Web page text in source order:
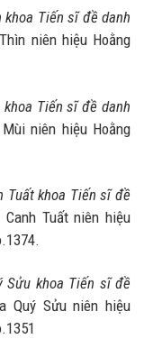
Tiến sĩ đề danh
niên hiệu Hoằng
Tiến sĩ đề danh
niên hiệu Hoằng
Tuất khoa Tiến sĩ đề
Tuất niên hiệu
Sửu khoa Tiến sĩ đề
Quý Sửu niên hiệu